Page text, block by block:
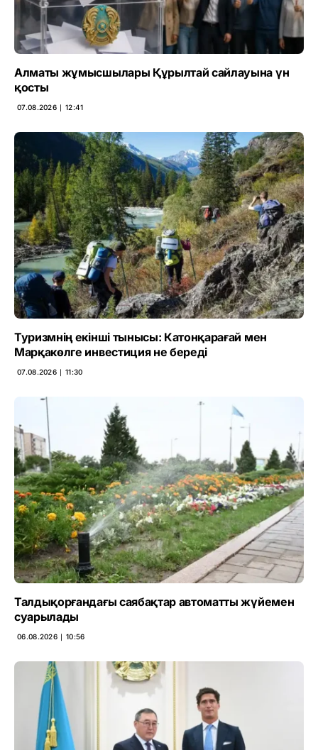
Алматы жұмысшылары Құрылтай сайлауына үн
қосты
07.08.2026 ∣ 12:41
Туризмнің екінші тынысы: Катонқарағай мен
Марқакөлге инвестиция не береді
07.08.2026 ∣ 11:30
Талдықорғандағы саябақтар автоматты жүйемен
суарылады
06.08.2026 ∣ 10:56